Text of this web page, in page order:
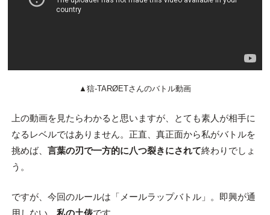
▲狺-TARØETさんのバトル動画
上の動画を見たらわかると思いますが、とても素人が相手に
なるレベルではありません。正直、真正面から私がバトルを
挑めば、 言葉の刃で一方的に八つ裂きにされて終わりでしょ
う。
ですが、今回のルールは「メールラップバトル」。即興が通